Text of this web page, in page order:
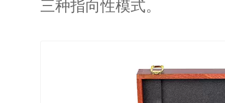
三种指向性模式。